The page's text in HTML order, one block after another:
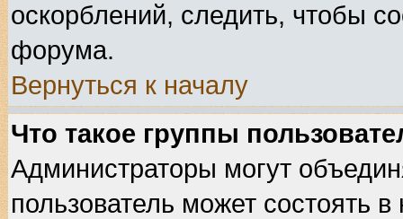
оскорблений, следить, чтобы
форума.
Вернуться к началу
Что такое группы
Администраторы могут
пользователь может состоять